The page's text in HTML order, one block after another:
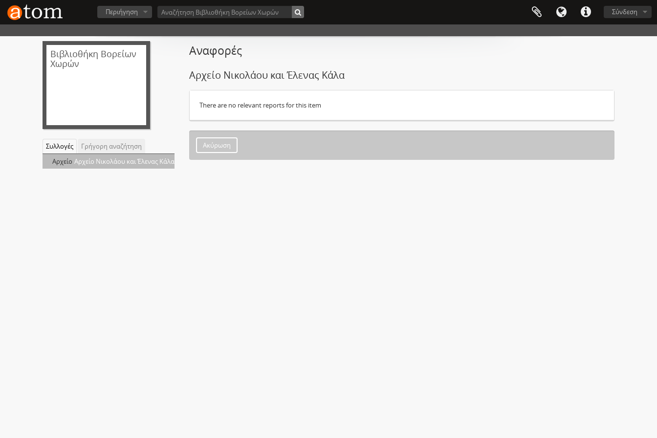
Σύνδεση
Περιήγηση
Βιβλιοθήκη Βορείων
Χωρών
Συλλογές
Γρήγορη αναζήτηση
Αρχείο Αρχείο Νικολάoυ και Έλενας Κάλα
Αναφορές
Αρχείο Νικολάoυ και Έλενας Κάλα
There are no relevant reports for this item
Ακύρωση